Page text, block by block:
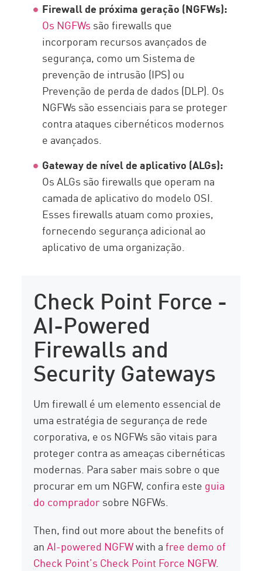
Firewall de próxima geração (NGFWs):
Os NGFWs são firewalls que
incorporam recursos avançados de
segurança, como um Sistema de
prevenção de intrusão (IPS) ou
Prevenção de perda de dados (DLP). Os
NGFWs são essenciais para se proteger
contra ataques cibernéticos modernos
e avançados.
Gateway de nível de aplicativo (ALGs):
Os ALGs são firewalls que operam na
camada de aplicativo do modelo OSI.
Esses firewalls atuam como proxies,
fornecendo segurança adicional ao
aplicativo de uma organização.
Check Point Force -
AI-Powered
Firewalls and
Security Gateways
Um firewall é um elemento essencial de
uma estratégia de segurança de rede
corporativa, e os NGFWs são vitais para
proteger contra as ameaças cibernéticas
modernas. Para saber mais sobre o que
procurar em um NGFW, confira este guia
do compradorsobre NGFWs.
Then, find out more about the benefits of
anAI-powered NGFWwith afree demo of
Check Point’s Check Point Force NGFW.